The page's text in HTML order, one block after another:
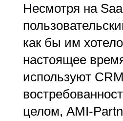
Несмотря на
как бы им
настоящее
используют
целом, AMI-